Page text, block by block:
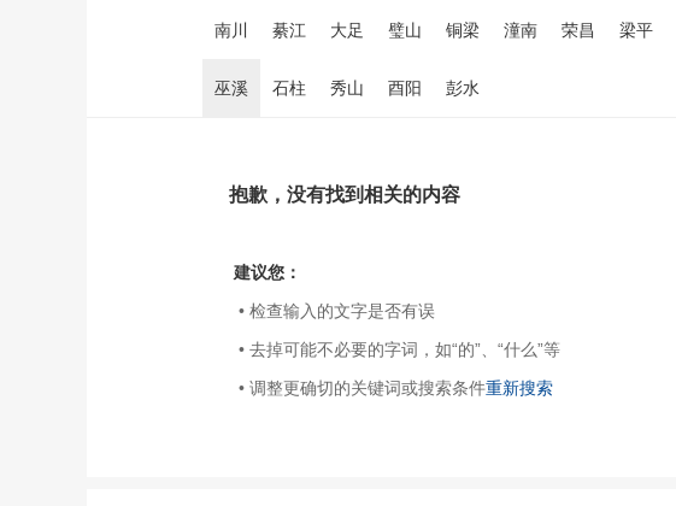
南川 綦江 大足 璧山 铜梁 潼南 荣昌 梁平
巫溪 石柱 秀山 酉阳 彭水
抱歉，没有找到相关的内容
建议您：
• 检查输入的文字是否有误
• 去掉可能不必要的字词，如“的”、“什么”等
• 调整更确切的关键词或搜索条件重新搜索